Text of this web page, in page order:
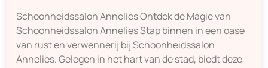
Schoonheidssalon Annelies Ontdek de Magie van
Schoonheidssalon Annelies Stap binnen in een oase
van rust en verwennerij bij Schoonheidssalon
Annelies. Gelegen in het hart van de stad, biedt deze